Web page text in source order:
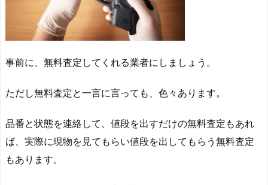
事前に、無料査定してくれる業者にしましょう。
ただし無料査定と一言に言っても、色々あります。
品番と状態を連絡して、値段を出すだけの無料査定もあれ
ば、実際に現物を見てもらい値段を出してもらう無料査定
もあります。